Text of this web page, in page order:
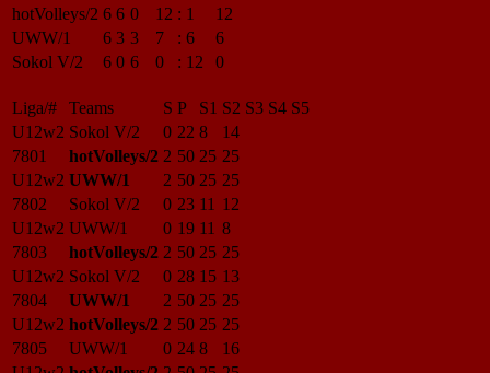
hotVolleys/2 6 6 0 12 : 1
12
UWW/1
6 3 3 7 : 6
6
Sokol V/2
6 0 6 0 : 12 0
Liga/# Teams S P S1 S2 S3 S4 S5
U12w2 Sokol V/2 0 22 8
14
7801
hotVolleys/2 2 50 25 25
U12w2 UWW/1 2 50 25 25
7802
Sokol V/2 0 23 11 12
U12w2 UWW/1 0 19 11 8
7803
hotVolleys/2 2 50 25 25
U12w2 Sokol V/2 0 28 15 13
7804
UWW/1 2 50 25 25
U12w2 hotVolleys/2 2 50 25 25
7805
UWW/1 0 24 8
16